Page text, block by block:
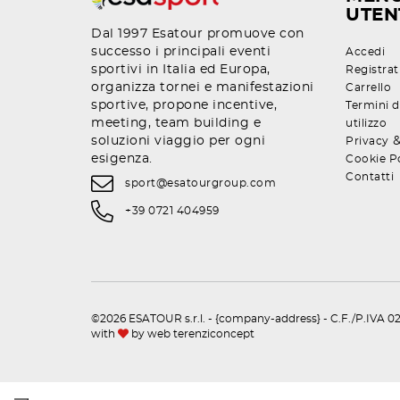
Dal 1997 Esatour promuove con
successo i principali eventi
sportivi in Italia ed Europa,
organizza tornei e manifestazioni
sportive, propone incentive,
meeting, team building e
soluzioni viaggio per ogni
esigenza.
sport@esatourgroup.com
+39 0721 404959
Accedi
Carrello
Termini
utilizzo
Privacy
Cookie
Contatti
©2026 ESATOUR s.r.l. - {company-address} - C.F./P.IVA
with
by web terenziconcept